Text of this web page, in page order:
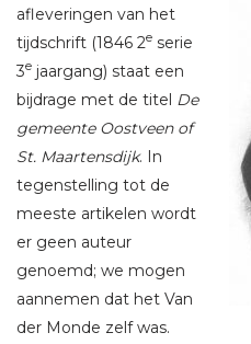
afleveringen van het
tijdschrift (1846 2e serie
3e jaargang) staat een
bijdrage met de titel De
gemeente Oostveen of
St. Maartensdijk. In
tegenstelling tot de
meeste artikelen wordt
er geen auteur
genoemd; we mogen
aannemen dat het Van
der Monde zelf was.